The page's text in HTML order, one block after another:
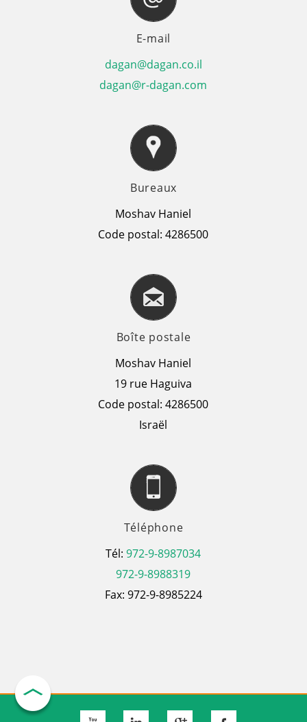
E-mail
dagan@dagan.co.il
dagan@r-dagan.com
Bureaux
Moshav Haniel
Code postal: 4286500
Boîte postale
Moshav Haniel
19 rue Haguiva
Code postal: 4286500
Israël
Téléphone
Tél:972-9-8987034
972-9-8988319
Fax: 972-9-8985224